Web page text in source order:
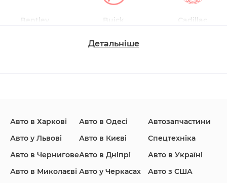
Bentley Buick Cadillac
Honda Hyundai
Детальніше
Авто в Харкові
Авто у Львові
Авто в Чернигове
Авто в Миколаєві
Авто в Одесі
Авто в Києві
Авто в Дніпрі
Авто у Черкасах
Автозапчастини
Спецтехніка
Авто в Україні
Авто з США